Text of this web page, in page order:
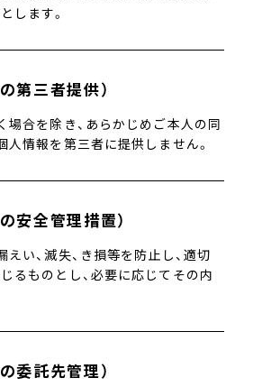
します。
第三者提供）
場合を除き、あらかじめご本人の同
人情報を第三者に提供しません。
安全管理措置）
えい、滅失、き損等を防止し、適切
るものとし、必要に応じてその内
委託先管理）